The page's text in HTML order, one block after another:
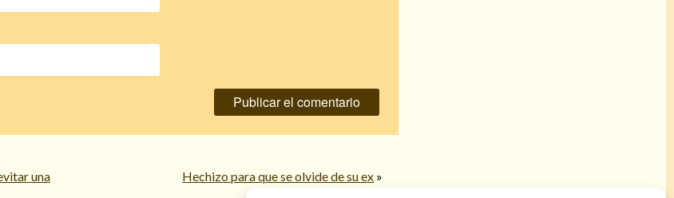
una
Hechizo para que se olvide de su ex »